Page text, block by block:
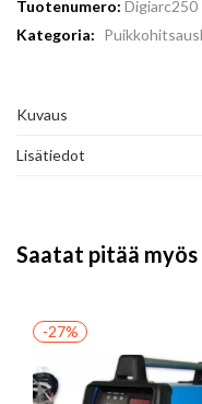
Tuotenumero: Digiarc250
Kategoria:
Kuvaus
Lisätiedot
Saatat pitää myös
-27%